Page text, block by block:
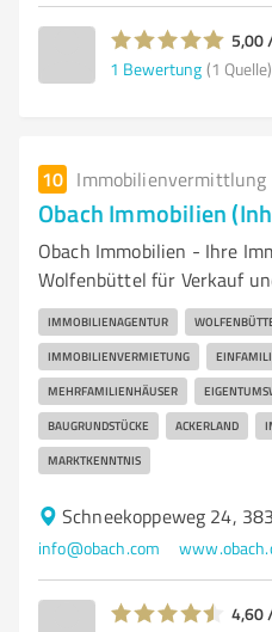
5,00
1 Bewertung (1 Quelle)
10 Immobilienvermittlung
Obach Immobilien
Obach Immobilien - Ihre
Wolfenbüttel für Verkauf
IMMOBILIENAGENTUR
IMMOBILIENVERMIETUNG
MEHRFAMILIENHÄUSER
BAUGRUNDSTÜCKE ACKERLAND
MARKTKENNTNIS
Schneekoppeweg 24,
info@obach.com
4,60